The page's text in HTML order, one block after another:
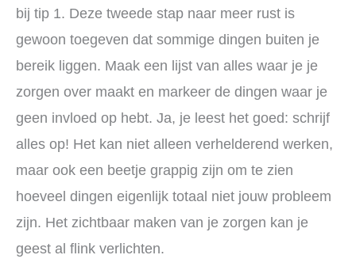
bij tip 1. Deze tweede stap naar meer rust is
gewoon toegeven dat sommige dingen buiten je
bereik liggen. Maak een lijst van alles waar je je
zorgen over maakt en markeer de dingen waar je
geen invloed op hebt. Ja, je leest het goed: schrijf
alles op! Het kan niet alleen verhelderend werken,
maar ook een beetje grappig zijn om te zien
hoeveel dingen eigenlijk totaal niet jouw probleem
zijn. Het zichtbaar maken van je zorgen kan je
geest al flink verlichten.